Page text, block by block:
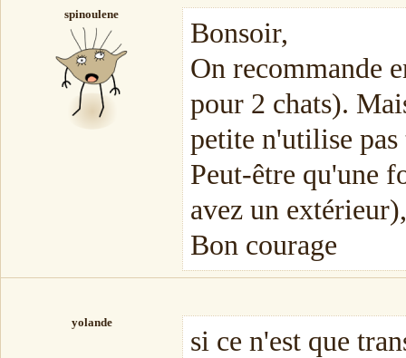
spinoulene
Bonsoir,
On recommande
pour 2 chats).
petite n'utilise
Peut-être qu'une
avez un
Bon courage
yolande
si ce n'est que